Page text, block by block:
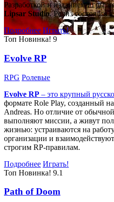
Разработкой и изданием игры
Lipsar Studio. Релиз состоялся
Подробнее Играть!
Топ Новинка! 9
Evolve RP
RPG Ролевые
Evolve RP – это крупный
формате Role Play, созданный
Andreas. Но отличие от
выполняют миссии, а живут
жизнью: устраиваются на
организации и
строгим RP-правилам.
Подробнее Играть!
Топ Новинка! 9.1
Path of Doom